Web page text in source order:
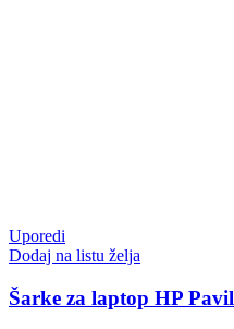
Uporedi
Dodaj na listu želja
Šarke za laptop HP